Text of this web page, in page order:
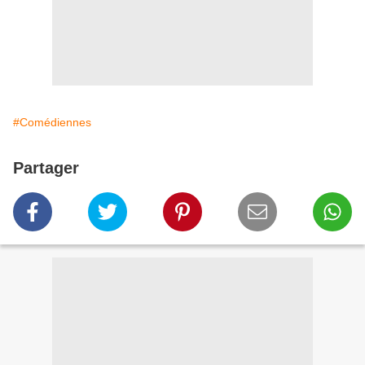
#Comédiennes
Partager